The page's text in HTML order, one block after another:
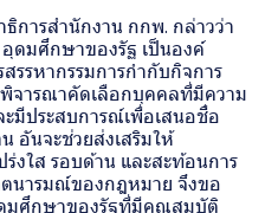
ารสำนักงาน กกพ. กล่าวว่า
ดมศึกษาของรัฐ เป็นองค์
รหากรรมการกำกับกิจการ
จารณาคัดเลือกบุคคลที่มีความ
มีประสบการณ์เพื่อเสนอชื่อ
อันจะช่วยส่งเสริมให้
ร่งใส รอบด้าน และสะท้อนการ
นารมณ์ของกฎหมาย จึงขอ
มศึกษาของรัฐที่มีคุณสมบัติ